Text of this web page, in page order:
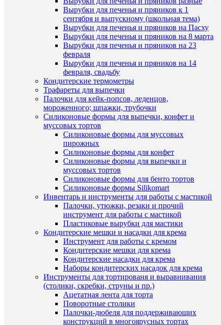
Вырубки для печенья и пряников к 1
сентября и выпускному (школьная тема)
Вырубки для печенья и пряников на Пасху
Вырубки для печенья и пряников на 8 марта
Вырубки для печенья и пряников на 23
февраля
Вырубки для печенья и пряников на 14
февраля, свадьбу
Кондитерские термометры
Трафареты для выпечки
Палочки для кейк-попсов, леденцов,
мороженного; шпажки, трубочки
Силиконовые формы для выпечки, конфет и
муссовых тортов
Силиконовые формы для муссовых
пирожных
Силиконовые формы для конфет
Силиконовые формы для выпечки и
муссовых тортов
Силиконовые формы для бенто тортов
Силиконовые формы Silikomart
Инвентарь и инструменты для работы с мастикой
Палочки, утюжки, резаки и прочий
инструмент для работы с мастикой
Пластиковые вырубки для мастики
Кондитерские мешки и насадки для крема
Инструмент для работы с кремом
Кондитерские мешки для крема
Кондитерские насадки для крема
Наборы кондитерских насадок для крема
Инструменты для тортированя и выравнивания
(столики, скребки, струны и пр.)
Ацетатная лента для торта
Поворотные столики
Палочки-дюбеля для поддерживающих
конструкций в многоярусных тортах
плиток
Быстрый